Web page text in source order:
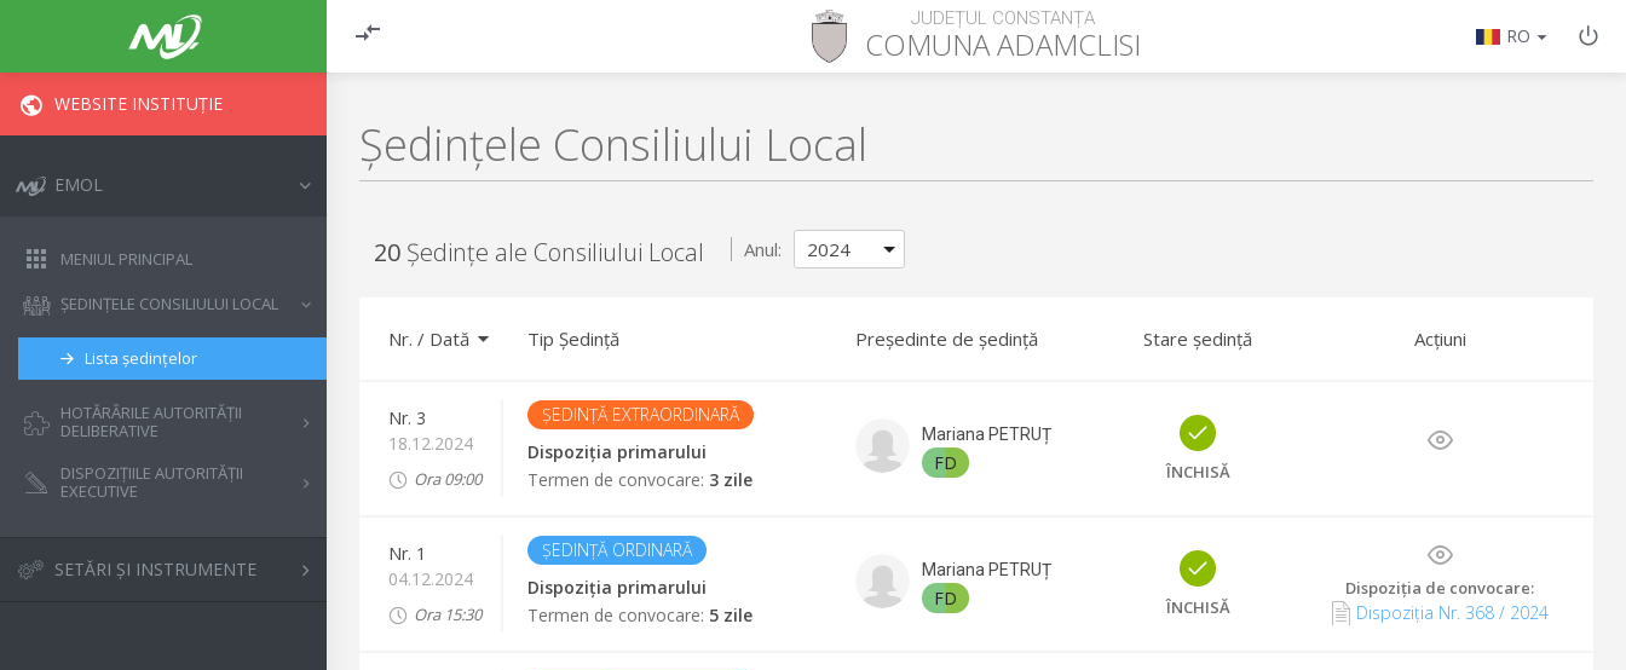
JUDEȚUL CONSTANȚA
COMUNAADAMCLISI RO
WEBSITE INSTITUȚIE
EMOL
MENIUL PRINCIPAL
ȘEDINȚELE CONSILIULUI LOCAL
Lista ședințelor
HOTĂRÂRILE AUTORITĂȚII
DELIBERATIVE
DISPOZIȚIILE AUTORITĂȚII
EXECUTIVE
SETĂRI ȘI INSTRUMENTE
Ședințele Consiliului Local
20 Ședințe ale Consiliului Local Anul:
Nr. / Dată Tip Ședință Președinte de ședință Stare ședință Acțiuni
Nr. 3
18.12.2024
Ora 09:00
ȘEDINȚĂ EXTRAORDINARĂ
Dispoziția primarului
Termen de convocare: 3 zile
Mariana PETRUȚ
FD ÎNCHISĂ
Nr. 1
04.12.2024
Ora 15:30
ȘEDINȚĂ ORDINARĂ
Dispoziția primarului
Termen de convocare: 5 zile
Mariana PETRUȚ
FD ÎNCHISĂ
Dispoziția de convocare:
Dispoziția Nr. 368 / 2024